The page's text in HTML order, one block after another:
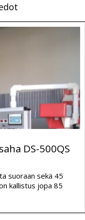
DS-500QS
suoraan sekä 45
kallistus jopa 85